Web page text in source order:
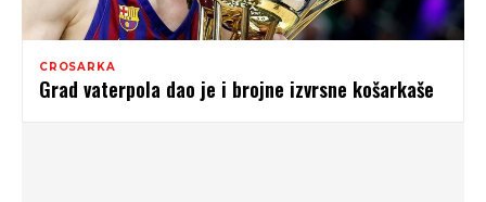
CROSARKA
Grad vaterpola dao je i brojne izvrsne košarkaše